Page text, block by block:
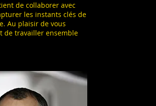
de collaborer avec
les instants clés de
Au plaisir de vous
de travailler ensemble